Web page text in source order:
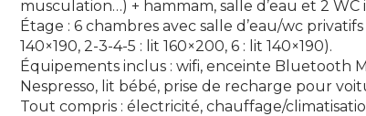
musculation…) + hammam, salle d’eau et 2
Étage : 6 chambres avec salle d’eau/wc
140×190, 2-3-4-5 : lit 160×200, 6 : lit 140×190).
Équipements inclus : wifi, enceinte Bluetooth
Nespresso, lit bébé, prise de recharge pour
Tout compris : électricité, chauffage/